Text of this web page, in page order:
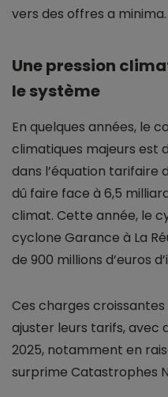
vers des offres a minima.
Une pression
le système
En quelques années, le
climatiques majeurs est
dans l’équation tarifaire
dû faire face à 6,5
climat. Cette année, le
cyclone Garance à La
de 900 millions d’euros
Ces charges
ajuster leurs tarifs, avec
2025, notamment en
surprime Catastrophes